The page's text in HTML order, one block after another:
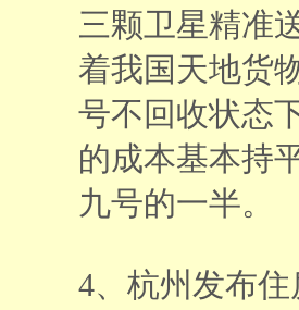
三颗卫星精准
着我国天地货
号不回收状态
的成本基本持
九号的一半。
4、杭州发布